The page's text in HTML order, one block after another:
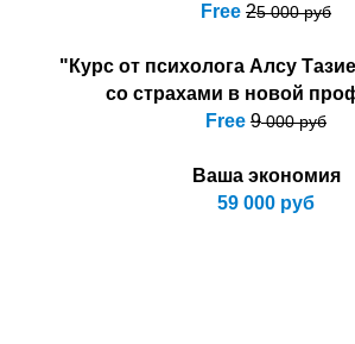
Free 25 000 руб
"Курс от психолога Алсу
со страхами в новой
Free 9000 руб
Ваша экономия
59 000 руб